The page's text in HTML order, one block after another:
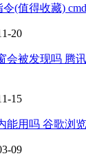
令(值得收藏)
20
会被发现吗 腾
15
能用吗 谷歌浏
09